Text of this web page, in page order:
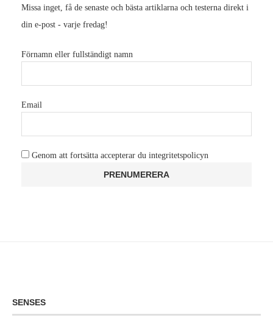
Missa inget, få de senaste och bästa artiklarna och testerna direkt i
din e-post - varje fredag!
Förnamn eller fullständigt namn
Email
Genom att fortsätta accepterar du integritetspolicyn
SENSES